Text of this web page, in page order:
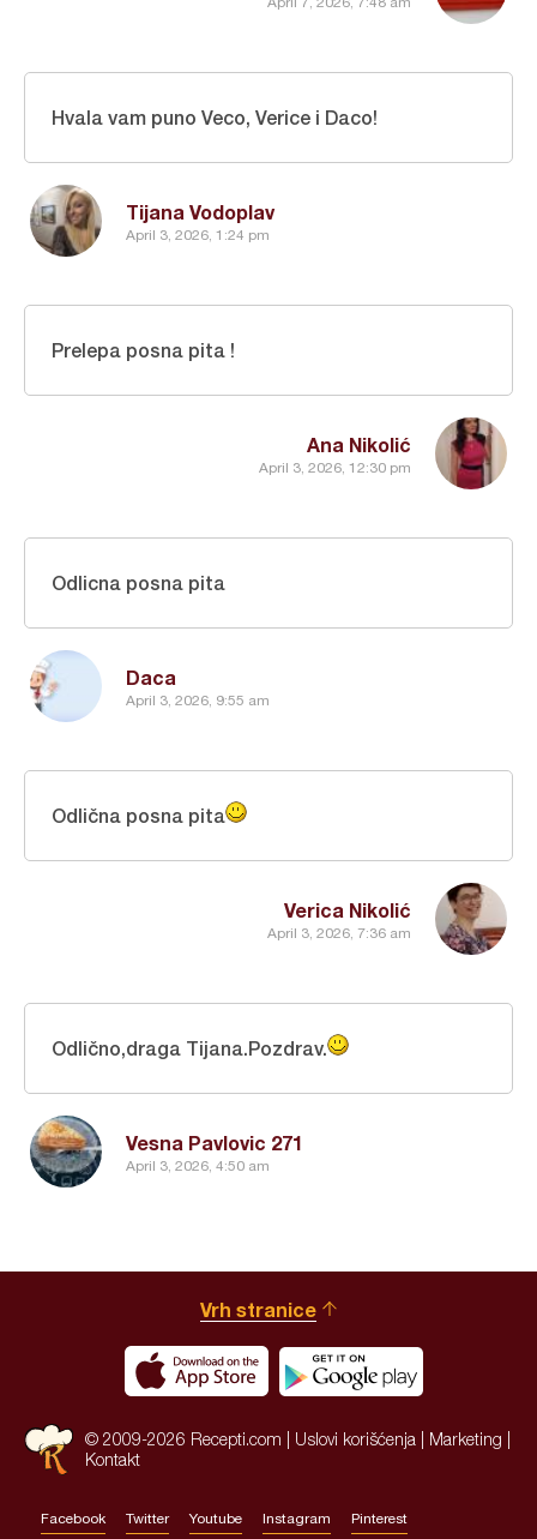
Tijana Vodoplav
April 3, 2026, 1:24 pm
Hvala vam puno Veco, Verice i Daco!
Ana Nikolić
April 3, 2026, 12:30 pm
Prelepa posna pita !
Daca
April 3, 2026, 9:55 am
Odlicna posna pita
Verica Nikolić
April 3, 2026, 7:36 am
Odlična posna pita
Vesna Pavlovic 271
April 3, 2026, 4:50 am
Odlično,draga Tijana.Pozdrav.
Vrh stranice
© 2009-2026 Recepti.com | Uslovi korišćenja Marketing
Kontakt
Facebook Twitter Youtube Instagram Pinterest